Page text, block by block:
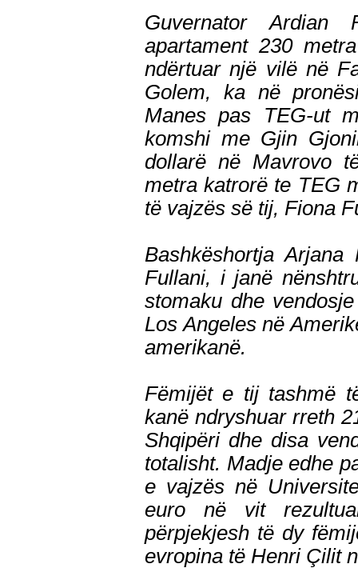
Guvernator
apartament 230
ndërtuar një vilë në
Golem, ka në
Manes pas TEG-ut
komshi me Gjin
dollarë në Mavrovo
metra katrorë te TEG
të vajzës së tij, Fiona
Bashkëshortja
Fullani, i janë
stomaku dhe
Los Angeles në
amerikanë.
Fëmijët e tij tashmë
kanë ndryshuar rreth
Shqipëri dhe disa
totalisht. Madje edhe
e vajzës në
euro në vit
përpjekjesh të dy
evropina të Henri Çilit